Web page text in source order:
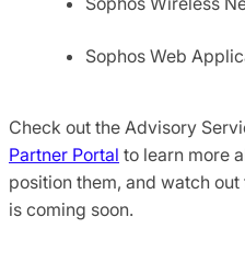
Sophos Web
Check out the Advisory
Partner Portal to learn more
position them, and watch
is coming soon.